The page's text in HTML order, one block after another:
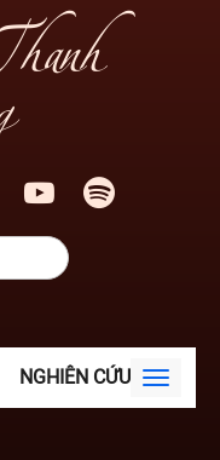
NGHIÊN CỨU VIDEO
Toggle